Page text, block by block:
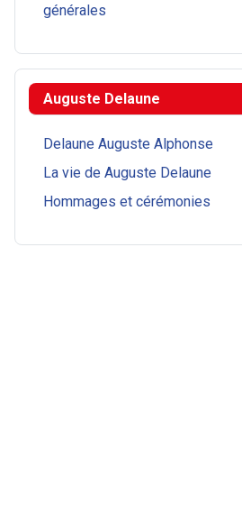
générales
Auguste Delaune
Delaune Auguste Alphonse
La vie de Auguste Delaune
Hommages et cérémonies